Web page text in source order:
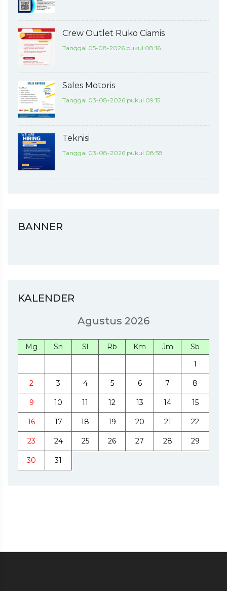
Crew Outlet Ruko Ciamis
Tanggal 05-08-2026 pukul 08:16
Sales Motoris
Tanggal 03-08-2026 pukul 09:15
Teknisi
Tanggal 03-08-2026 pukul 08:58
BANNER
KALENDER
Agustus 2026
Mg Sn Sl Rb Km Jm
Sb
1
2 3 4 5 6 7 8
9 10 11 12 13 14 15
16 17 18 19 20 21 22
23 24 25 26 27 28 29
30 31